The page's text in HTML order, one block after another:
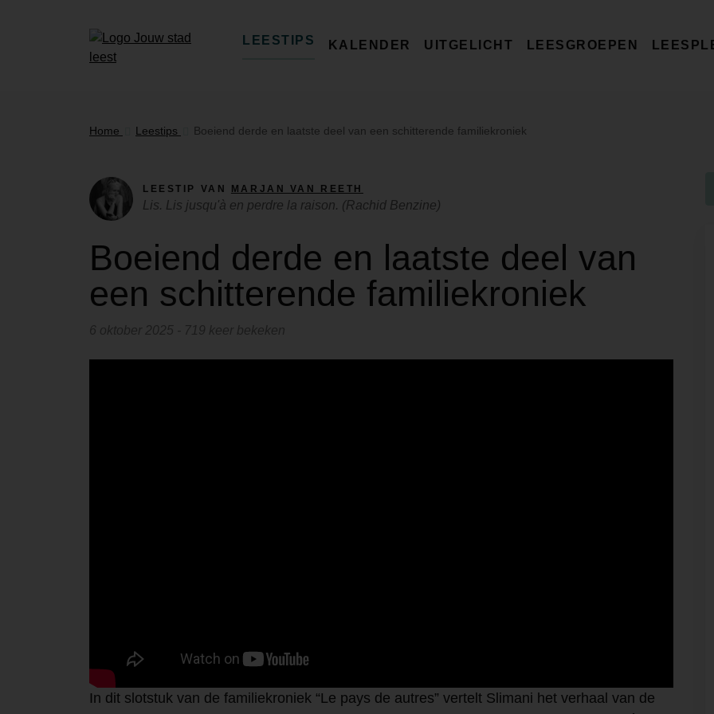
LEESTIPS KALENDER UITGELICHT LEESGROEPEN
Home Leestips Boeiend derde en laatste deel van een schitterende familiekroniek
LEESTIP VAN MARJAN VAN REETH
Lis. Lis jusqu'à en perdre la raison. (Rachid Benzine)
Boeiend derde en laatste deel van
een schitterende familiekroniek
6 oktober 2025 - 719 keer bekeken
In dit slotstuk van de familiekroniek “Le pays de autres” vertelt Slimani het verhaal van de